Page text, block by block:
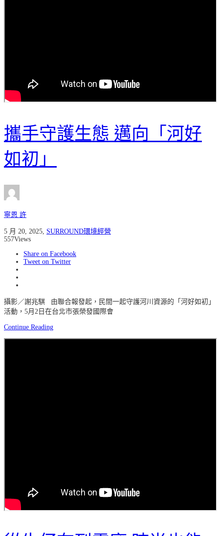
攜手守護生態 邁向「河好
如初」
寧恩 許
5 月 20, 2025 SURROUND環境經營
557Views
Share on Facebook
Tweet on Twitter
攝影／謝兆騏 由聯合報發起，民間一起守護河川資源的「河好如初」
活動，5月2日在台北市張榮發國際會
Continue Reading